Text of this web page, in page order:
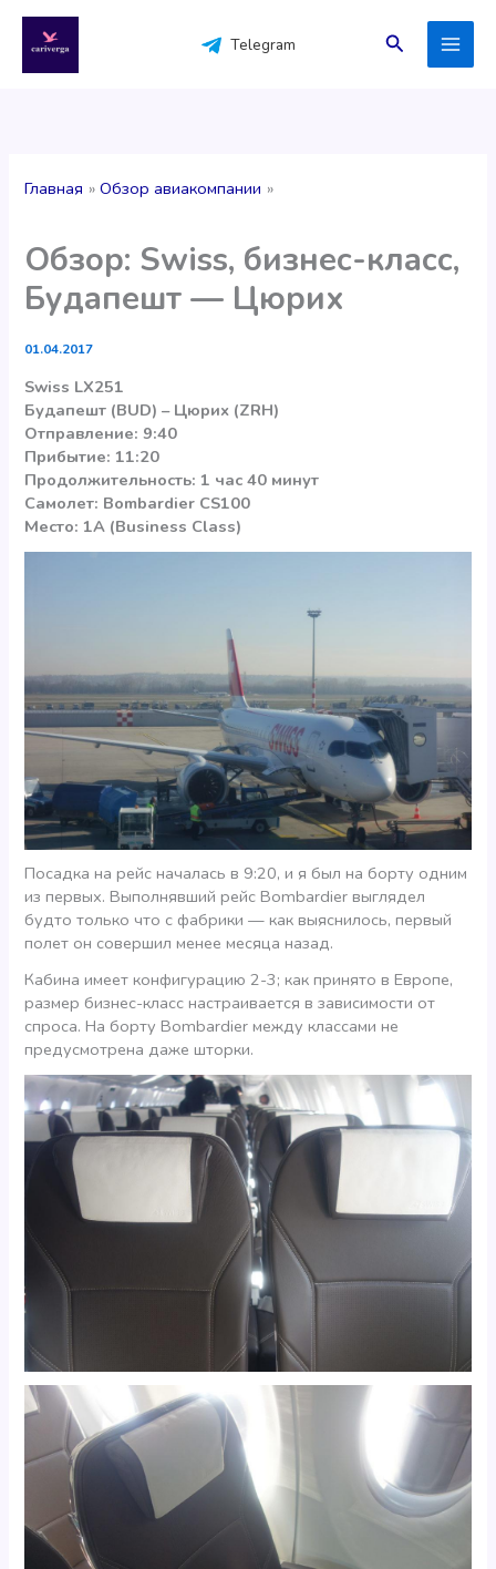
содержимому
Telegram Поиск
Главная Обзор авиакомпании
Обзор: Swiss, бизнес-класс,
Будапешт — Цюрих
01.04.2017
Swiss LX251
Будапешт (BUD) – Цюрих (ZRH)
Отправление: 9:40
Прибытие: 11:20
Продолжительность: 1 час 40 минут
Самолет: Bombardier CS100
Место: 1А (Business Class)
Посадка на рейс началась в 9:20, и я был на борту одним
из первых. Выполнявший рейс Bombardier выглядел
будто только что с фабрики — как выяснилось, первый
полет он совершил менее месяца назад.
Кабина имеет конфигурацию 2-3; как принято в Европе,
размер бизнес-класс настраивается в зависимости от
спроса. На борту Bombardier между классами не
предусмотрена даже шторки.